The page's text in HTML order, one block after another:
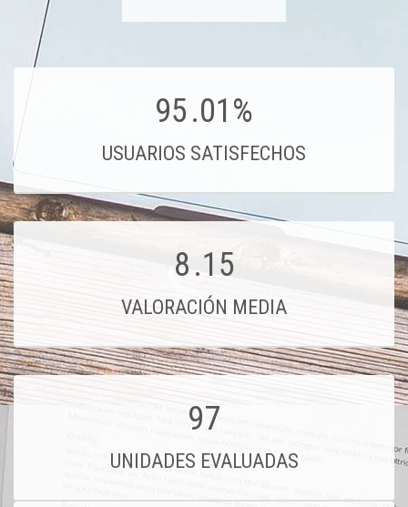
95.01%
USUARIOS SATISFECHOS
8.15
VALORACIÓN MEDIA
97
UNIDADES EVALUADAS